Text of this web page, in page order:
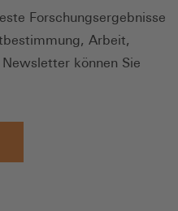
Forschungsergebnisse
Arbeit,
können Sie